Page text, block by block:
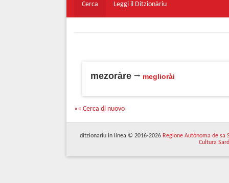
Cerca Leggi il Ditzionàriu
mezoràre megliorài
«« Cerca di nuovo
ditzionariu in línea © 2016-2026 Regione Autònoma de sa
Cultura